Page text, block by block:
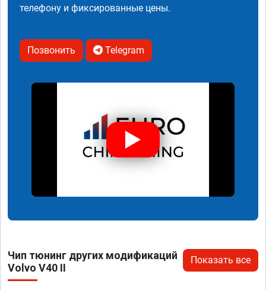
телефону и фиксированные цены.
Позвонить Telegram
Чип тюнинг других модификаций
Volvo V40 II
Показать все